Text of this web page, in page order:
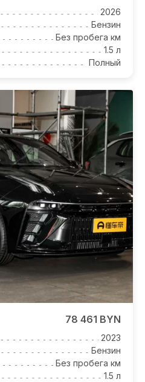
2026
Бензин
Без пробега км
1.5 л
Полный
78 461 BYN
2023
Бензин
Без пробега км
1.5 л